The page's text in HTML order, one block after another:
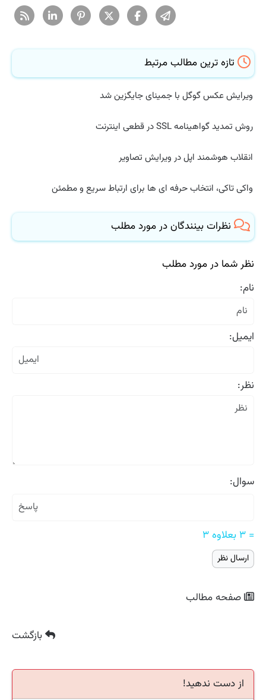
تازه ترین مطالب مرتبط
ویرایش عکس گوگل با جمینای جایگزین شد
روش تمدید گواهینامه SSL در قطعی اینترنت
انقلاب هوشمند اپل در ویرایش تصاویر
واکی تاکی، انتخاب حرفه ای ها برای ارتباط سریع و مطمئن
نظرات بینندگان در مورد مطلب
نظر شما در مورد مطلب
نام:
ایمیل:
نظر:
سوال:
= ۳ بعلاوه ۳
صفحه مطالب
بازگشت
از دست ندهید!